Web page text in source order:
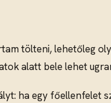
tölteni, lehetőleg
alatt bele lehet
ha egy